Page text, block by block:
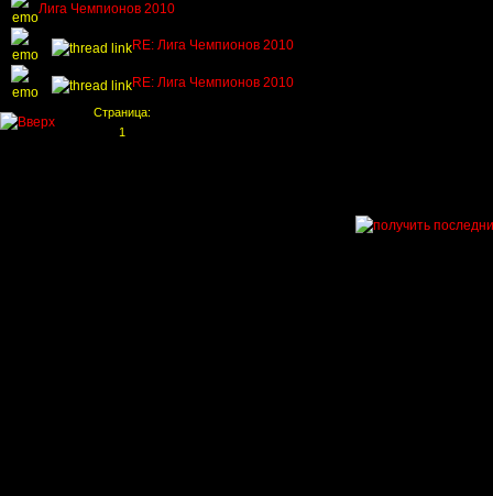
Лига Чемпионов 2010
RE: Лига Чемпионов 2010
RE: Лига Чемпионов 2010
Страница:
1